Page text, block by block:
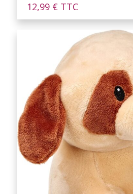
12,99 € TTC